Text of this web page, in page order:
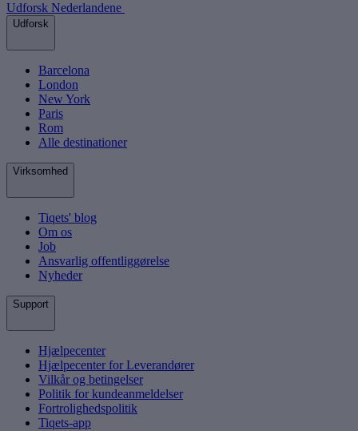
Udforsk Nederlandene
Udforsk
Barcelona
London
New York
Paris
Rom
Alle destinationer
Virksomhed
Tiqets' blog
Om os
Job
Ansvarlig offentliggørelse
Nyheder
Support
Hjælpecenter
Hjælpecenter for Leverandører
Vilkår og betingelser
Politik for kundeanmeldelser
Fortrolighedspolitik
Tiqets-app